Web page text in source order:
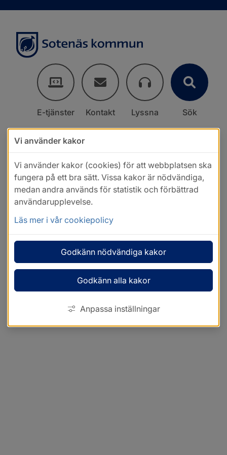
E-tjänster Kontakt Lyssna Sök
Vi använder kakor
Vi använder kakor (cookies) för att webbplatsen ska
fungera på ett bra sätt. Vissa kakor är nödvändiga,
medan andra används för statistik och förbättrad
användarupplevelse.
Läs mer i vår cookiepolicy
Godkänn nödvändiga kakor
Godkänn alla kakor
Anpassa inställningar